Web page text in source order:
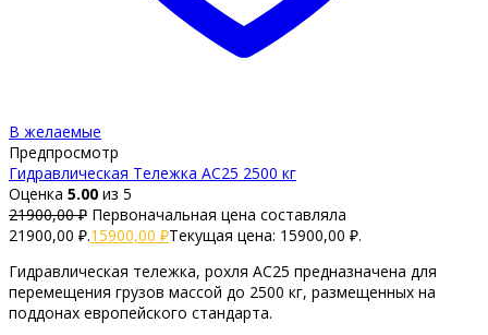
В желаемые
Предпросмотр
Гидравлическая Тележка AC25 2500 кг
Оценка 5.00 из 5
21900,00₽ Первоначальная цена составляла
21900,00 ₽.15900,00 ₽Текущая цена: 15900,00 ₽.
Гидравлическая тележка, рохля AC25 предназначена для
перемещения грузов массой до 2500 кг, размещенных на
поддонах европейского стандарта.